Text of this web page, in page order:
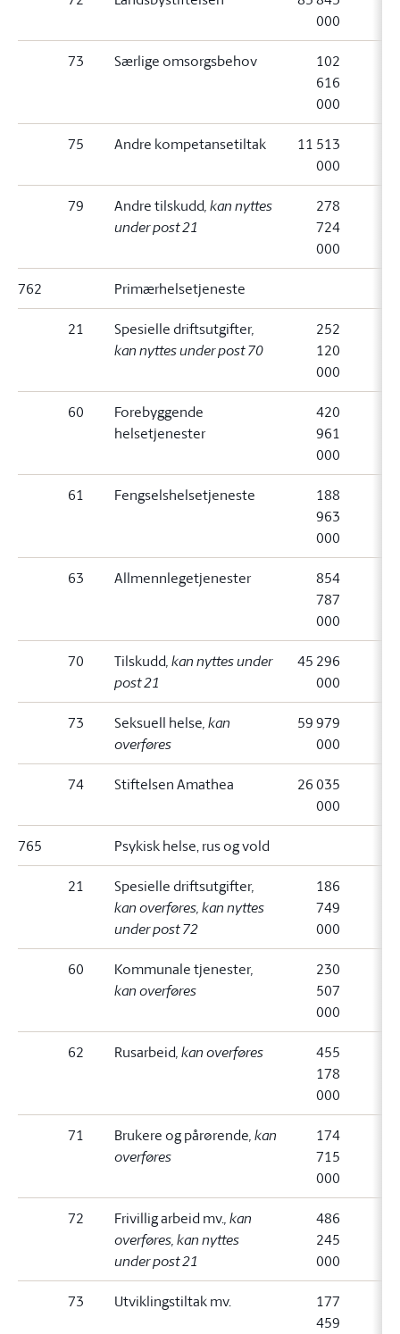
000
73 Særlige omsorgsbehov
102
616
000
75 Andre kompetansetiltak
11 513
000
79 Andre tilskudd, kan nyttes
under post 21
278
724
000
762 Primærhelsetjeneste
21 Spesielle driftsutgifter,
kan nyttes under post 70
252
120
000
60
Forebyggende
helsetjenester
420
961
000
61 Fengselshelsetjeneste
188
963
000
63 Allmennlegetjenester
854
787
000
70 Tilskudd, kan nyttes under
post 21
45 296
000
73 Seksuell helse, kan
overføres
59 979
000
74 Stiftelsen Amathea
26 035
000
765 Psykisk helse, rus og vold
21 Spesielle driftsutgifter,
kan overføres, kan nyttes
under post 72
186
749
000
60 Kommunale tjenester,
kan overføres
230
507
000
62 Rusarbeid, kan overføres
455
178
000
71 Brukere og pårørende, kan
overføres
174
715
000
72 Frivillig arbeid mv., kan
overføres, kan nyttes
under post 21
486
245
000
73 Utviklingstiltak mv.
177
459